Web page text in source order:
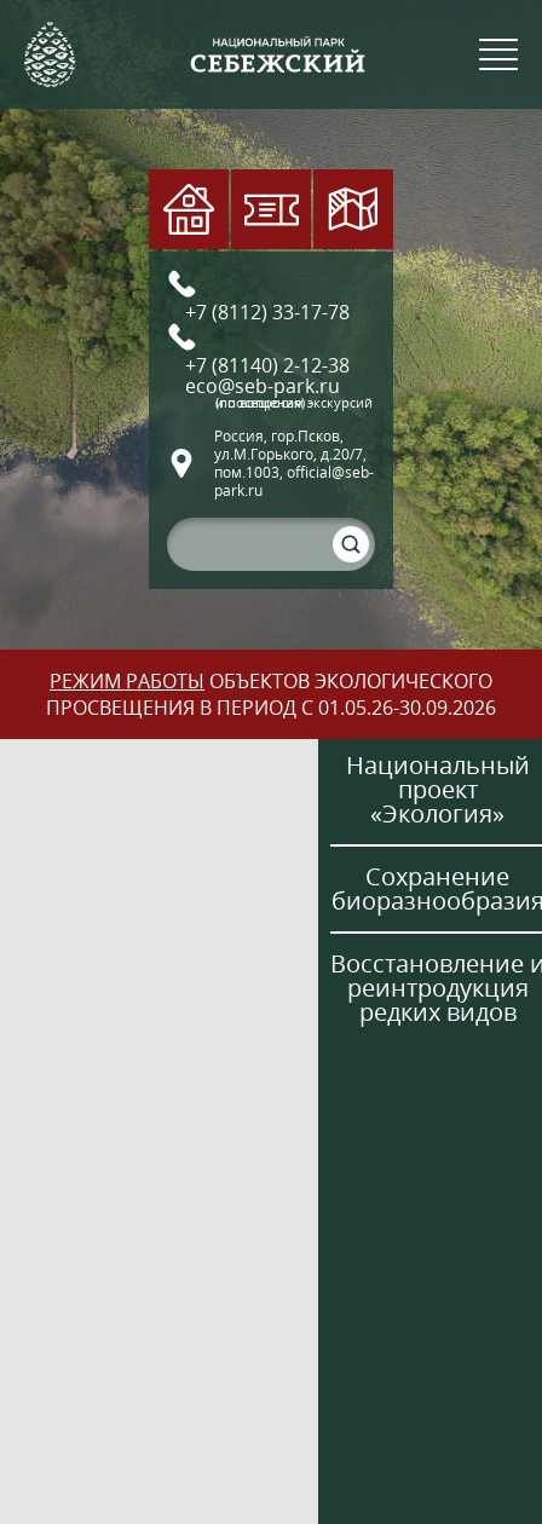
+7 (8112) 33-17-78
+7 (81140) 2-12-38
eco@seb-park.ru
(по вопросам экскурсий и посещения)
Россия, гор.Псков,
ул.М.Горького, д.20/7,
пом.1003, official@seb-
park.ru
РЕЖИМ РАБОТЫ ОБЪЕКТОВ ЭКОЛОГИЧЕСКОГО
ПРОСВЕЩЕНИЯ В ПЕРИОД С 01.05.26-30.09.2026
Национальный
проект
«Экология»
Сохранение
Восстановление
реинтродукция
редких видов